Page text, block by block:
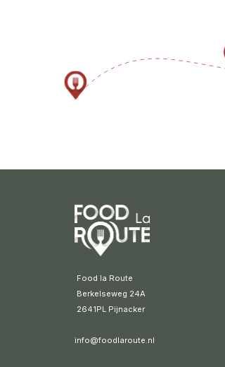
Food la Route
Berkelseweg 24A
2641PL Pijnacker
info@foodlaroute.nl